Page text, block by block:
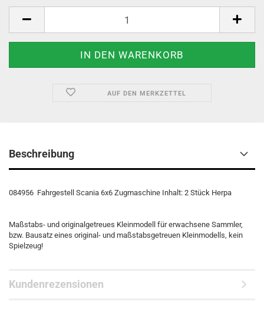
AUF DEN MERKZETTEL
Beschreibung
084956 Fahrgestell Scania 6x6 Zugmaschine Inhalt: 2 Stück Herpa
Maßstabs- und originalgetreues Kleinmodell für erwachsene Sammler,
bzw. Bausatz eines original- und maßstabsgetreuen Kleinmodells, kein
Spielzeug!
Kundenrezensionen